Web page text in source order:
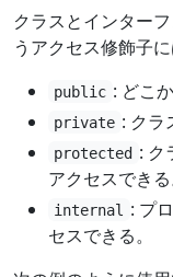
クラスとインター
うアクセス修飾子
public : どこ
private : クラ
protected : ク
アクセスできる
internal
: プ
セスできる。